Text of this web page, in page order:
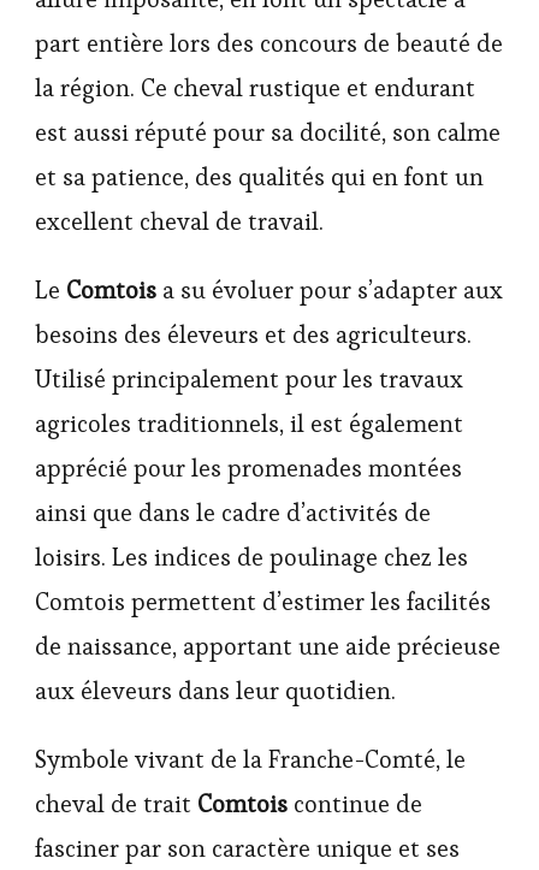
part entière lors des concours de beauté de
la région. Ce cheval rustique et endurant
est aussi réputé pour sa docilité, son calme
et sa patience, des qualités qui en font un
excellent cheval de travail.
Le Comtois a su évoluer pour s’adapter aux
besoins des éleveurs et des agriculteurs.
Utilisé principalement pour les travaux
agricoles traditionnels, il est également
apprécié pour les promenades montées
ainsi que dans le cadre d’activités de
loisirs. Les indices de poulinage chez les
Comtois permettent d’estimer les facilités
de naissance, apportant une aide précieuse
aux éleveurs dans leur quotidien.
Symbole vivant de la Franche-Comté, le
cheval de trait Comtois continue de
fasciner par son caractère unique et ses